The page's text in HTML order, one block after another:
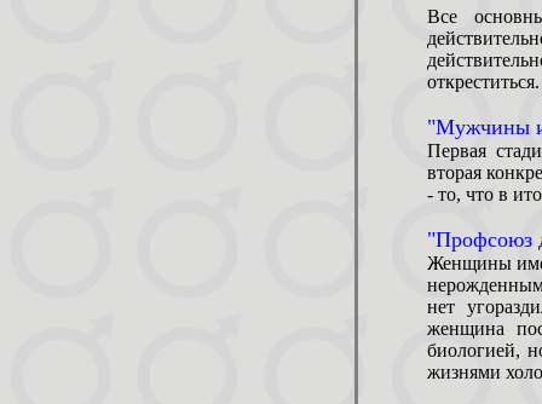
Все
откреститься.
"Мужчины
Первая
вторая
- то, что в
"Профсоюз
Женщины
нет
женщина
биологией,
жизнями